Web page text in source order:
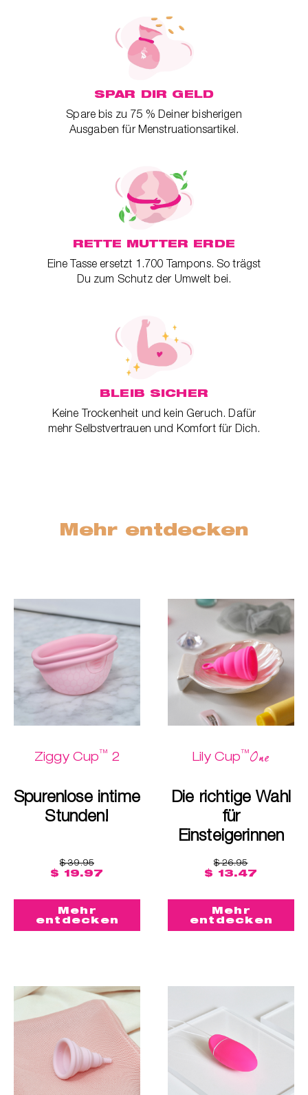
SPAR DIR GELD
Spare bis zu 75 % Deiner bisherigen
Ausgaben für Menstruationsartikel.
RETTE MUTTER ERDE
Eine Tasse ersetzt 1.700 Tampons. So trägst
Du zum Schutz der Umwelt bei.
BLEIB SICHER
Keine Trockenheit und kein Geruch. Dafür
mehr Selbstvertrauen und Komfort für Dich.
Mehr entdecken
Ziggy Cup™ 2
Spurenlose intime
Stunden!
$ 39.95
$ 19.97
Mehr
entdecken
Lily Cup™One
Die richtige Wahl
für
Einsteigerinnen
$ 26.95
$ 13.47
Mehr
entdecken